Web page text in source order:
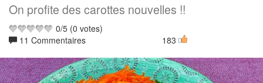
On profite des carottes nouvelles !!
0/5 (0 votes)
11 Commentaires
183